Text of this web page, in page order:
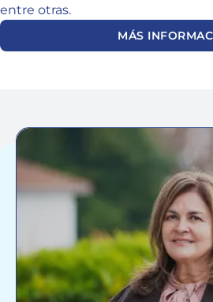
entre otras.
MÁS